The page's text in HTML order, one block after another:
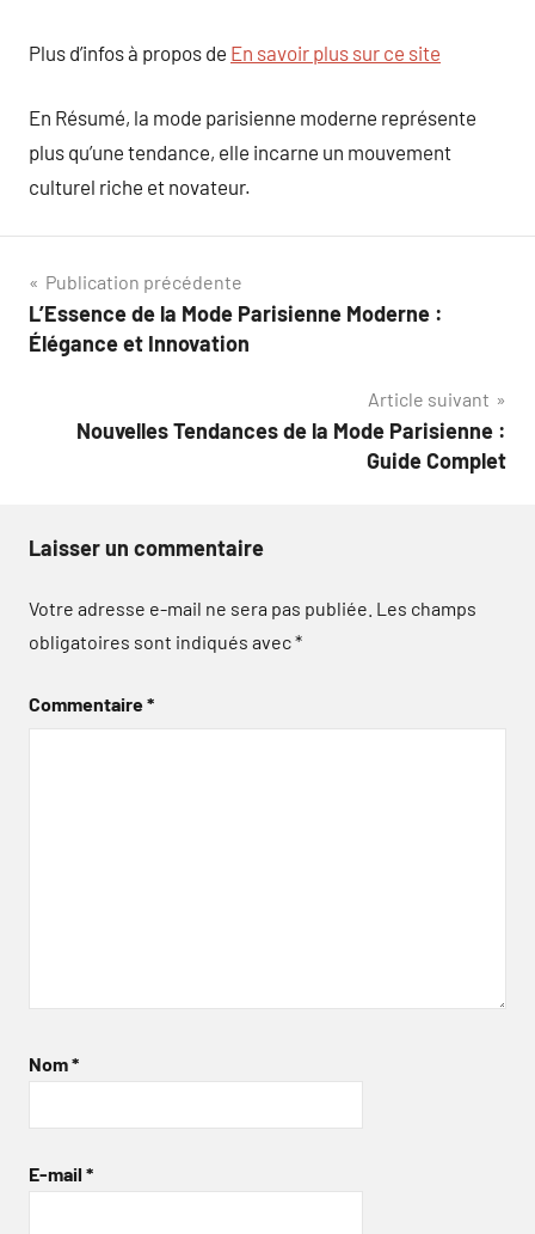
Plus d’infos à propos de En savoir plus sur ce site
En Résumé, la mode parisienne moderne représente
plus qu’une tendance, elle incarne un mouvement
culturel riche et novateur.
Navigation
de
Publication précédente
L’Essence de la Mode Parisienne Moderne :
Élégance et Innovation
Article suivant
Nouvelles Tendances de la Mode Parisienne :
Guide Complet
Laisser un commentaire
Votre adresse e-mail ne sera pas publiée. Les champs
obligatoires sont indiqués avec*
Commentaire*
Nom*
E-mail *